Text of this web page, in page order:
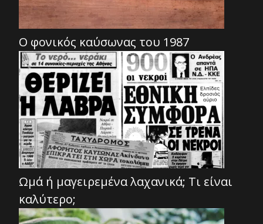
Ο φονικός καύσωνας του 1987
Ωμά ή μαγειρεμένα λαχανικά; Τι είναι
καλύτερο;